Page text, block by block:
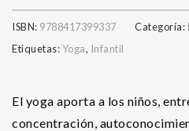
ISBN: 9788417399337 Categoría:
Etiquetas:Yoga, Infantil
El yoga aporta a los niños,
concentración,